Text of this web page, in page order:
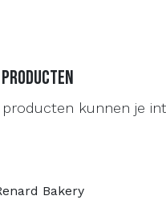
producten kunnen je
Bakery